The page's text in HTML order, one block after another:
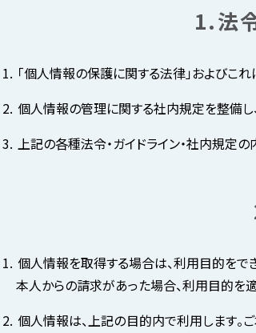
1.法
「個人情報の保護に関する法律」およびこ
個人情報の管理に関する社内規定を整備し
上記の各種法令・ガイドライン・社内規定
個人情報を取得する場合は、利用目的をで
本人からの請求があった場合、利用目的を
個人情報は、上記の目的内で利用します。